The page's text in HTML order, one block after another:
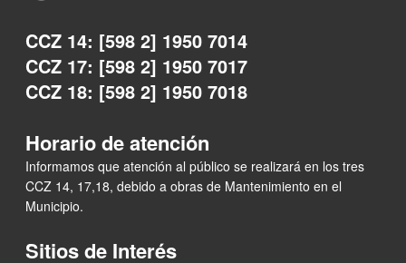
CCZ 14: [598 2] 1950 7014
CCZ 17: [598 2] 1950 7017
CCZ 18: [598 2] 1950 7018
Horario de atención
Informamos que atención al público se realizará en los tres
CCZ 14, 17,18, debido a obras de Mantenimiento en el
Municipio.
Sitios de Interés